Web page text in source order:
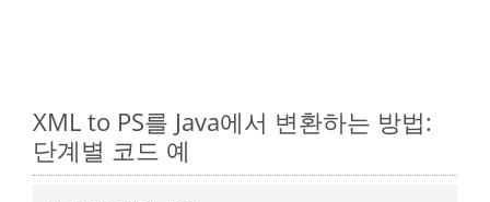
XML to PS를 Java에서 변환하는 방법:
단계별 코드 예